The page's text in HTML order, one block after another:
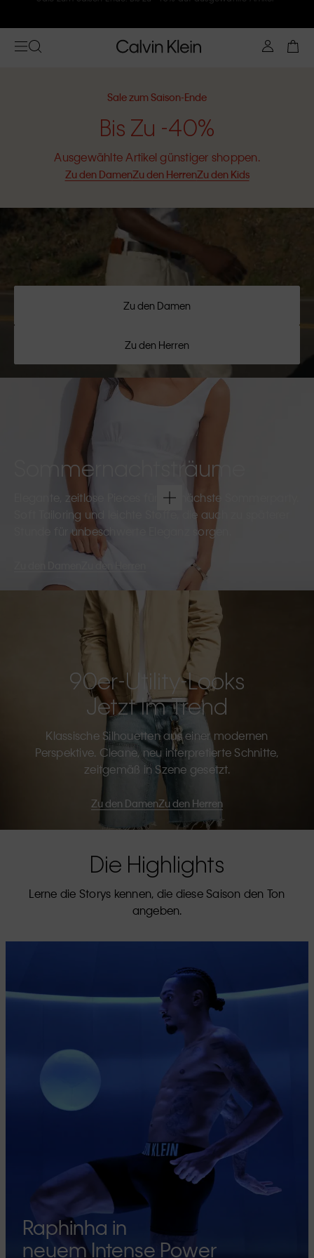
Sale zum Saison-Ende
Bis Zu -40%
Ausgewählte Artikel günstiger shoppen.
Zu den DamenZu den HerrenZu den Kids
Zu den Damen
Zu den Herren
Sommernachtsträume
Elegante, zeitlose Pieces für die nächste Sommerparty.
Soft Tailoring und leichte Stoffe, die auch zu späterer
Stunde für unbeschwerte Eleganz sorgen.
Zu den Herren
90er-Utility-Looks
Jetzt Im Trend
Klassische Silhouetten aus einer modernen
Perspektive. Cleane, neu interpretierte Schnitte,
zeitgemäß in Szene gesetzt.
Zu den DamenZu den Herren
Die Highlights
Lerne die Storys kennen, die diese Saison den Ton
angeben.
Raphinha in
neuem Intense Power